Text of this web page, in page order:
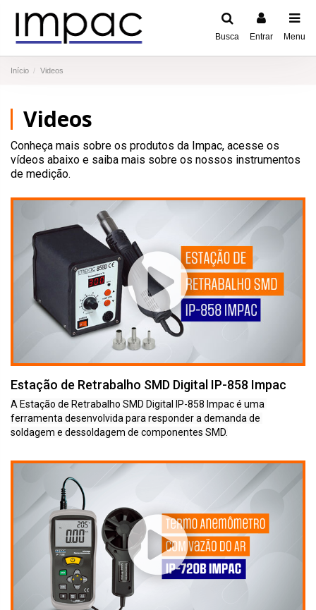
Busca Entrar Menu
Início Videos
Videos
Conheça mais sobre os produtos da Impac, acesse os
vídeos abaixo e saiba mais sobre os nossos instrumentos
de medição.
Estação de Retrabalho SMD Digital IP-858 Impac
A Estação de Retrabalho SMD Digital IP-858 Impac é uma
ferramenta desenvolvida para responder a demanda de
soldagem e dessoldagem de componentes SMD.